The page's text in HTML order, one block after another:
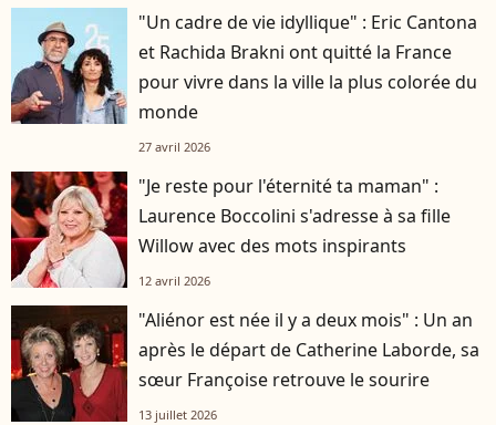
"Un cadre de vie idyllique" : Eric Cantona
et Rachida Brakni ont quitté la France
pour vivre dans la ville la plus colorée du
monde
27 avril 2026
"Je reste pour l'éternité ta maman" :
Laurence Boccolini s'adresse à sa fille
Willow avec des mots inspirants
12 avril 2026
"Aliénor est née il y a deux mois" : Un an
après le départ de Catherine Laborde, sa
sœur Françoise retrouve le sourire
13 juillet 2026